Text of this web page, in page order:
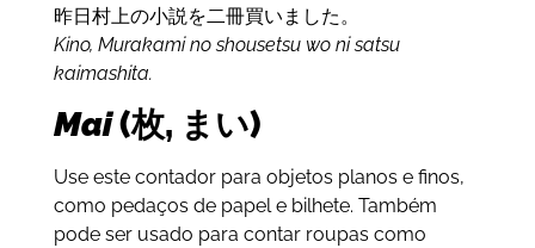
昨日村上の小説を二冊買いました。
Kino, Murakami no shousetsu wo ni satsu
kaimashita.
Mai(枚, まい)
Use este contador para objetos planos e finos,
como pedaços de papel e bilhete. Também
pode ser usado para contar roupas como